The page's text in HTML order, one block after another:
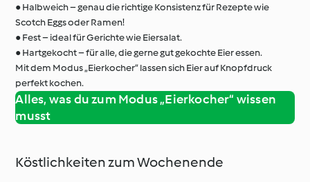
● Halbweich – genau die richtige Konsistenz für Rezepte wie
Scotch Eggs oder Ramen!
● Fest – ideal für Gerichte wie Eiersalat.
● Hartgekocht – für alle, die gerne gut gekochte Eier essen.
Mit dem Modus „Eierkocher“ lassen sich Eier auf Knopfdruck
perfekt kochen.
Alles, was du zum Modus „Eierkocher“ wissen
musst
Köstlichkeiten zum Wochenende